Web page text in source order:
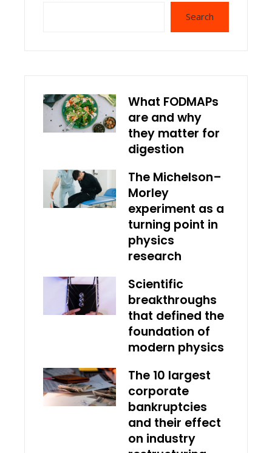
Search
What FODMAPs
are and why
they matter for
digestion
The Michelson–
Morley
experiment as a
turning point in
physics
research
Scientific
breakthroughs
that defined the
foundation of
modern physics
The 10 largest
corporate
bankruptcies
and their effect
on industry